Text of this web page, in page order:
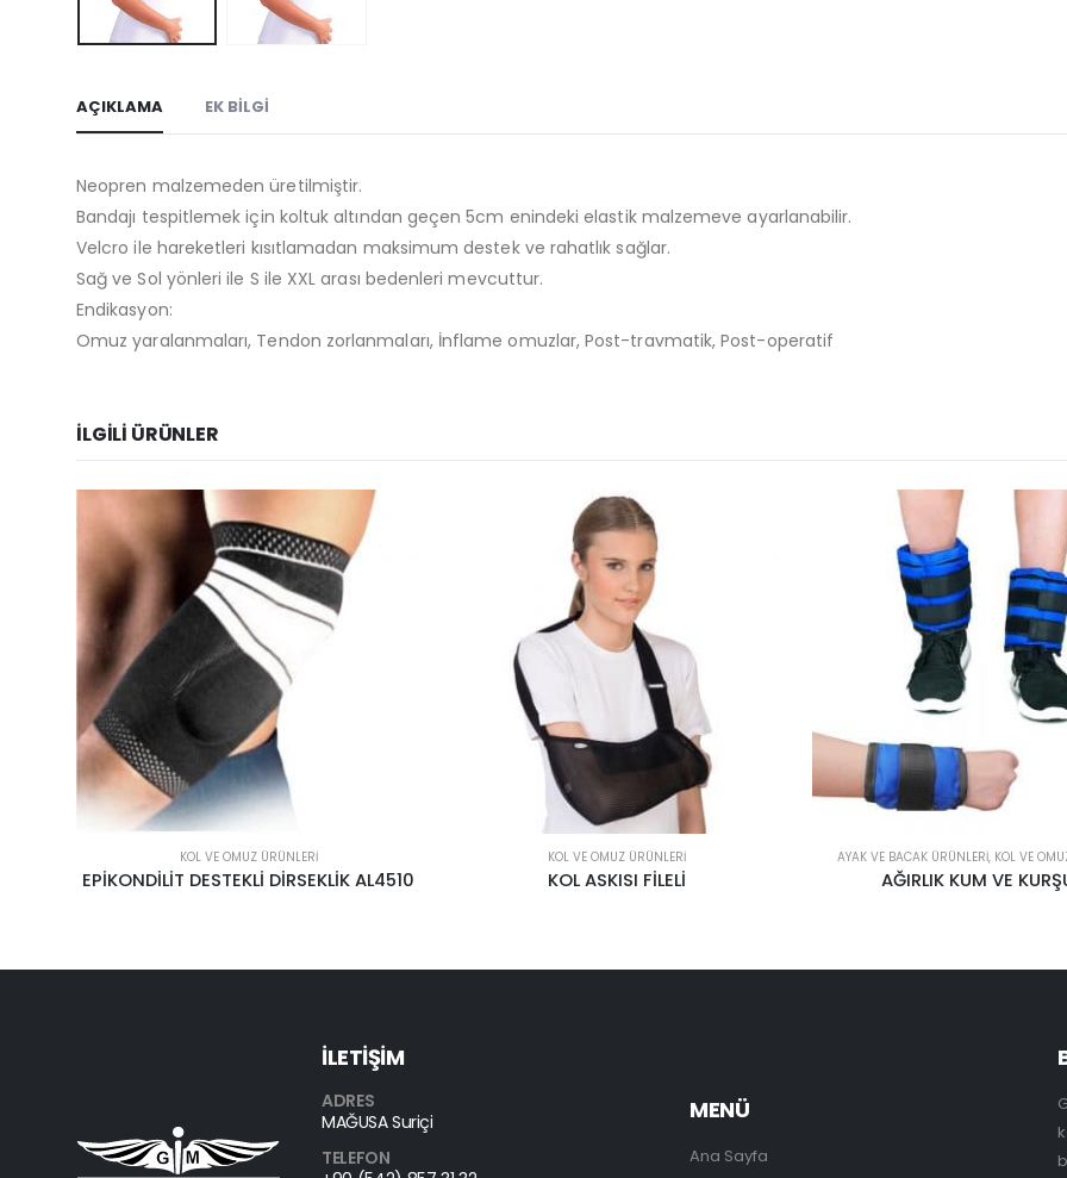
AÇIKLAMA EK BILGI
Neopren malzemeden üretilmiştir.
Bandajı tespitlemek için koltuk altından geçen 5cm enindeki elastik malzemeve ayarlanabilir.
Velcro ile hareketleri kısıtlamadan maksimum destek ve rahatlık sağlar.
Sağ ve Sol yönleri ile S ile XXL arası bedenleri mevcuttur.
Endikasyon:
Omuz yaralanmaları, Tendon zorlanmaları, İnflame omuzlar, Post-travmatik, Post-operatif
İLGILI ÜRÜNLER
KOL VE OMUZ ÜRÜNLERI
KOL ASKISI FİLELİ
AYAK VE BACAK ÜRÜNLERI, KOL VE OMUZ ÜRÜNLERI
AĞIRLIK KUM VE KURŞUN
KOL VE OMUZ ÜRÜNLERI
DİRSEKLİK –
İLETİŞİM
ADRES
MAĞUSA Suriçi
TELEFON
MENÜ
Ana Sayfa